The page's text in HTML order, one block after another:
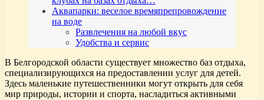
Аквапарки: веселое времяпрепровождение
на воде
Развлечения на любой вкус
Удобства и сервис
В Белгородской области существует множество баз отдыха,
специализирующихся на предоставлении услуг для детей.
Здесь маленькие путешественники могут открыть для себя
мир природы, истории и спорта, насладиться активными